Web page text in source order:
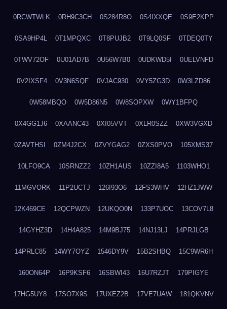
0RCWTWLK 0RH9C3CH 0S284R8O 0S4IXXQE 0S9E2KPP
0SA9HP4L 0T1MPQXC 0T8PUJB2 0T9LQ0SF 0TDEQ0TY
0TWV72OF 0U01AD7B 0U56W7B0 0UDKWD5I 0UELVNFD
0V2IXSF4 0V3N6SQF 0VJAC930 0VY5ZG3D 0W3LZD86
0W58MBQO 0W5D86N5 0W8SOPXW 0WY1BFPQ
0X4GG1J6 0XAANC43 0XI05VVT 0XLR0SZZ 0XW3VGXD
0ZAVTHSI 0ZM4J2CX 0ZVYGAG2 0ZXS0PVO 105XMS37
10LFO9CA 10SRNZZ2 10ZH1AUS 10ZZI8A5 1103WHO1
11MGVORK 11P2UCTJ 126I93O6 12FS3WHV 12HZ1JWW
12K469CE 12QCPWZN 12UKQO0N 133P7UOC 13COV7L8
14GYHZ3D 14H4A825 14M9BJ75 14NJ13LJ 14PRJLGB
14PRLC85 14WY7OYZ 1546DY9V 15B2SHBQ 15C9WR6H
160ON64P 16P9KSF6 16SBWI43 16U7RZJT 179PIGYE
17HG5UY8 17SO7X9S 17UXEZ2B 17VE7UAW 181QKVNV